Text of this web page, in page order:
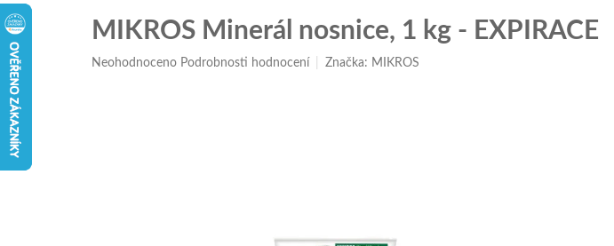
MIKROS Minerál nosnice, 1 kg - EXPIRACE
Průměrné
Neohodnoceno Podrobnosti hodnocení Značka: MIKROS